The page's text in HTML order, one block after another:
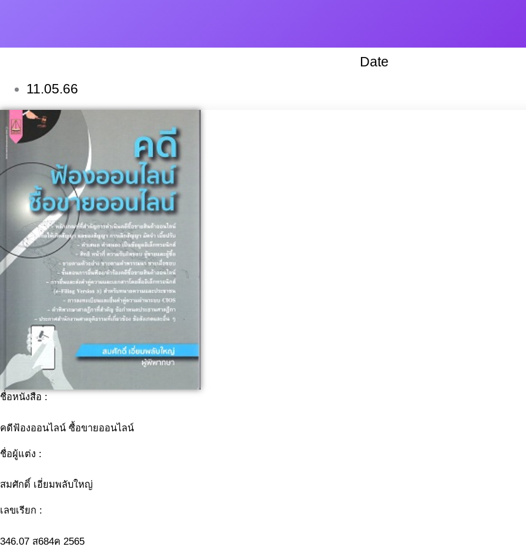
Date
11.05.66
ชื่อหนังสือ :
คดีฟ้องออนไลน์ ซื้อขายออนไลน์
ชื่อผู้แต่ง :
สมศักดิ์ เอี่ยมพลับใหญ่
เลขเรียก :
346.07 ส684ค 2565